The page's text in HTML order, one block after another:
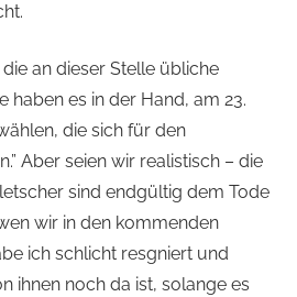
an dieser Stelle übliche
haben es in der Hand, am 23.
die sich für den
Aber seien wir realistisch – die
sind endgültig dem Tode
wir in den kommenden
ich schlicht resgniert und
ihnen noch da ist, solange es